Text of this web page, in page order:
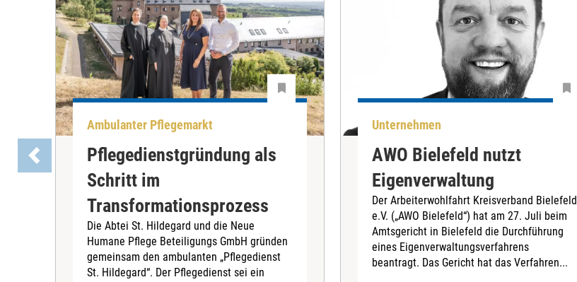
Ambulanter Pflegemarkt
Pflegedienstgründung als
Schritt im
Transformationsprozess
Die Abtei St. Hildegard und die Neue
Humane Pflege Beteiligungs GmbH gründen
gemeinsam den ambulanten „Pflegedienst
St. Hildegard“. Der Pflegedienst sei ein
Unternehmen
AWO Bielefeld nutzt
Eigenverwaltung
Der Arbeiterwohlfahrt Kreisverband Bielefeld
e.V. („AWO Bielefeld“) hat am 27. Juli beim
Amtsgericht in Bielefeld die Durchführung
eines Eigenverwaltungsverfahrens
beantragt. Das Gericht hat das Verfahren...